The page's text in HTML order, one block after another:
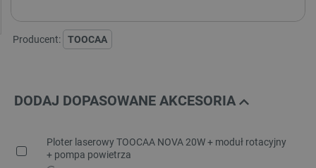
Producent: TOOCAA
DODAJ DOPASOWANE AKCESORIA
Ploter laserowy TOOCAA NOVA 20W + moduł rotacyjny
+ pompa powietrza